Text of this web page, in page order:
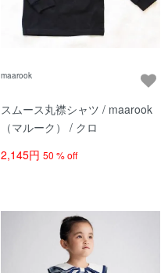
maarook
スムース丸襟シャツ / maarook
（マルーク） / クロ
2,145円 50 % off